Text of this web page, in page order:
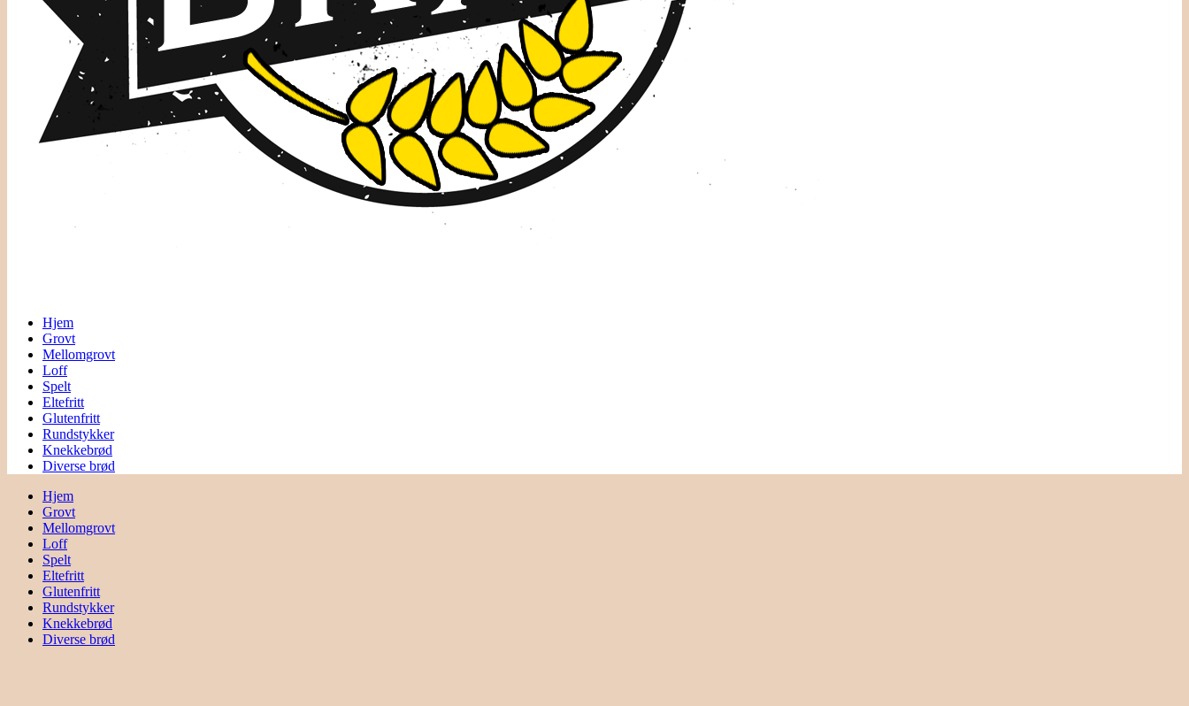
Hjem
Grovt
Mellomgrovt
Loff
Spelt
Eltefritt
Glutenfritt
Rundstykker
Knekkebrød
Diverse brød
Hjem
Grovt
Mellomgrovt
Loff
Spelt
Eltefritt
Glutenfritt
Rundstykker
Knekkebrød
Diverse brød